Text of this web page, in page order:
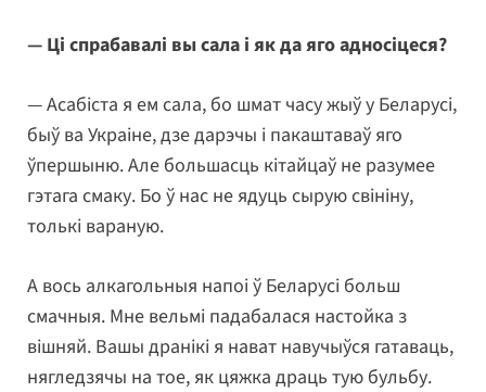
— Ці спрабавалі вы сала і як да яго адносіцеся?
— Асабіста я ем сала, бо шмат часу жыў у Беларусі,
быў ва Украіне, дзе дарэчы і пакаштаваў яго
ўпершыню. Але большасць кітайцаў не разумее
гэтага смаку. Бо ў нас не ядуць сырую свініну,
толькі вараную.
А вось алкагольныя напоі ў Беларусі больш
смачныя. Мне вельмі падабалася настойка з
вішняй. Вашы дранікі я нават навучыўся гатаваць,
нягледзячы на тое, як цяжка драць тую бульбу.